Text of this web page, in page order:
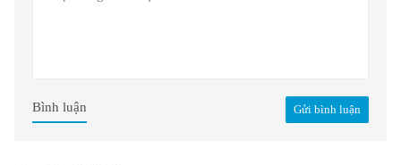
Gửi bình luận
Bình luận